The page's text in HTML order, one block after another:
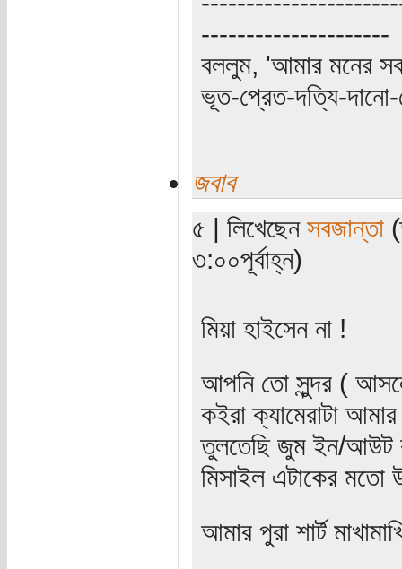
---------------------
বললুম, 'আমার মনের
ভূত-প্রেত-দত্যি-দানো-
জবাব
৫ | লিখেছেন সবজান্তা
৩:০০পূর্বাহ্ন)
মিয়া হাইসেন না !
আপনি তো সুন্দর (
কইরা ক্যামেরাটা
তুলতেছি জুম ইন/আউট
মিসাইল এটাকের মতো
আমার পুরা শার্ট